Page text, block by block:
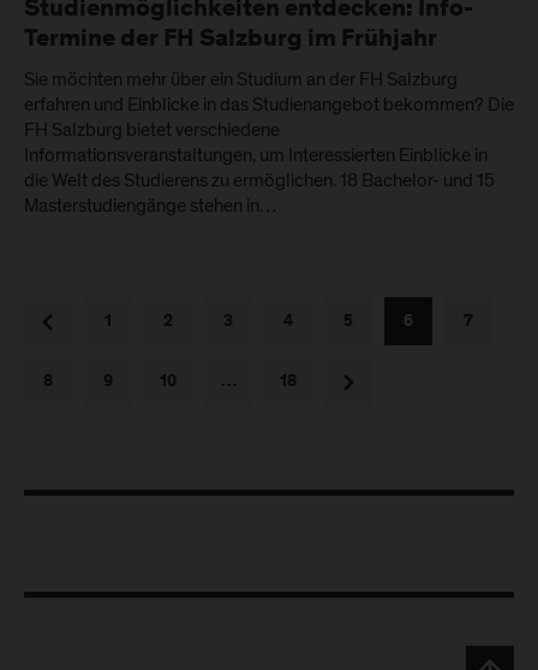
Studienmöglichkeiten entdecken: Info-
Termine der FH Salzburg im Frühjahr
Sie möchten mehr über ein Studium an der FH Salzburg
erfahren und Einblicke in das Studienangebot bekommen? Die
FH Salzburg bietet verschiedene
Informationsveranstaltungen, um Interessierten Einblicke in
die Welt des Studierens zu ermöglichen. 18 Bachelor- und 15
Masterstudiengänge stehen in…
vorherige1 2 3 4 5 6 7
8 9 10 … 18 nächste